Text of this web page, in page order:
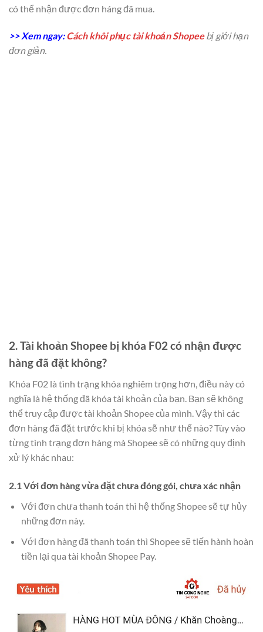
có thể nhận được đơn háng đã mua.
>> Xem ngay:Cách khôi phục tài khoản Shopee bị giới hạn
đơn giản.
2. Tài khoản Shopee bị khóa F02 có nhận được
hàng đã đặt không?
Khóa F02 là tình trạng khóa nghiêm trọng hơn, điều này có
nghĩa là hệ thống đã khóa tài khoản của bạn. Bạn sẽ không
thể truy cập được tài khoản Shopee của mình. Vậy thì các
đơn hàng đã đặt trước khi bị khóa sẽ như thế nào? Tùy vào
từng tình trạng đơn hàng mà Shopee sẽ có những quy định
xử lý khác nhau:
2.1 Với đơn hàng vừa đặt chưa đóng gói, chưa xác nhận
Với đơn chưa thanh toán thì hệ thống Shopee sẽ tự hủy
những đơn này.
Với đơn hàng đã thanh toán thì Shopee sẽ tiến hành hoàn
tiền lại qua tài khoản Shopee Pay.